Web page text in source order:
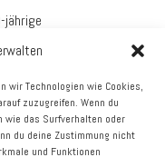
wir Technologien wie Cookies,
zuzugreifen. Wenn du
wie das Surfverhalten oder
du deine Zustimmung nicht
und Funktionen
BBE/IPH-Firmengruppe
wirtschaftlichen Due
sowie mit der
und
arbeitete er für einen
und -